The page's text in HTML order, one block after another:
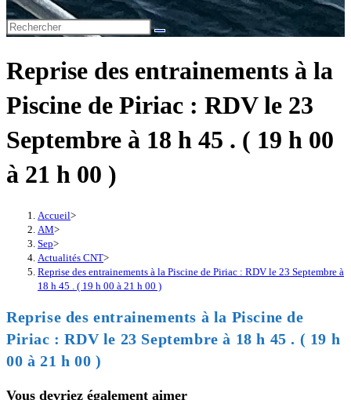
website
search
Reprise des entrainements à la
Piscine de Piriac : RDV le 23
Septembre à 18 h 45 . ( 19 h 00
à 21 h 00 )
Accueil>
AM>
Sep>
Actualités CNT>
Reprise des entrainements à la Piscine de Piriac : RDV le 23 Septembre à
18 h 45 . ( 19 h 00 à 21 h 00 )
Reprise des entrainements à la Piscine de
Piriac : RDV le 23 Septembre à 18 h 45 . ( 19 h
00 à 21 h 00 )
Vous devriez également aimer